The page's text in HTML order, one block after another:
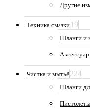
Другие
Техника смазки 19
Шланги и
Чистка и мытьё224
Шланги